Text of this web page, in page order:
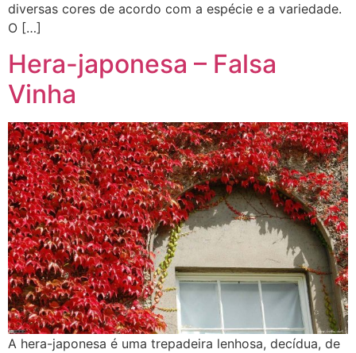
diversas cores de acordo com a espécie e a variedade.
O […]
Hera-japonesa – Falsa
Vinha
A hera-japonesa é uma trepadeira lenhosa, decídua, de